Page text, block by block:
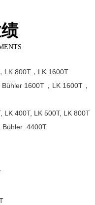
LK 800T，LK 1600T
1600T，LK 1600T，
LK 400T, LK 500T, LK 800T
Bühler 4400T